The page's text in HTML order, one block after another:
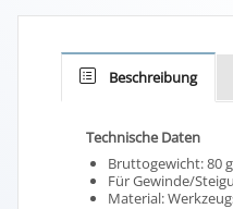
Beschreibung
Technische Daten
Bruttogewicht: 80 g
Für Gewinde/
Material: